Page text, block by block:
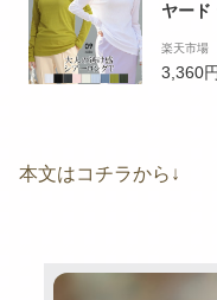
ヤード
イン
シア
楽天市場
3,360円
本文はコチラから↓